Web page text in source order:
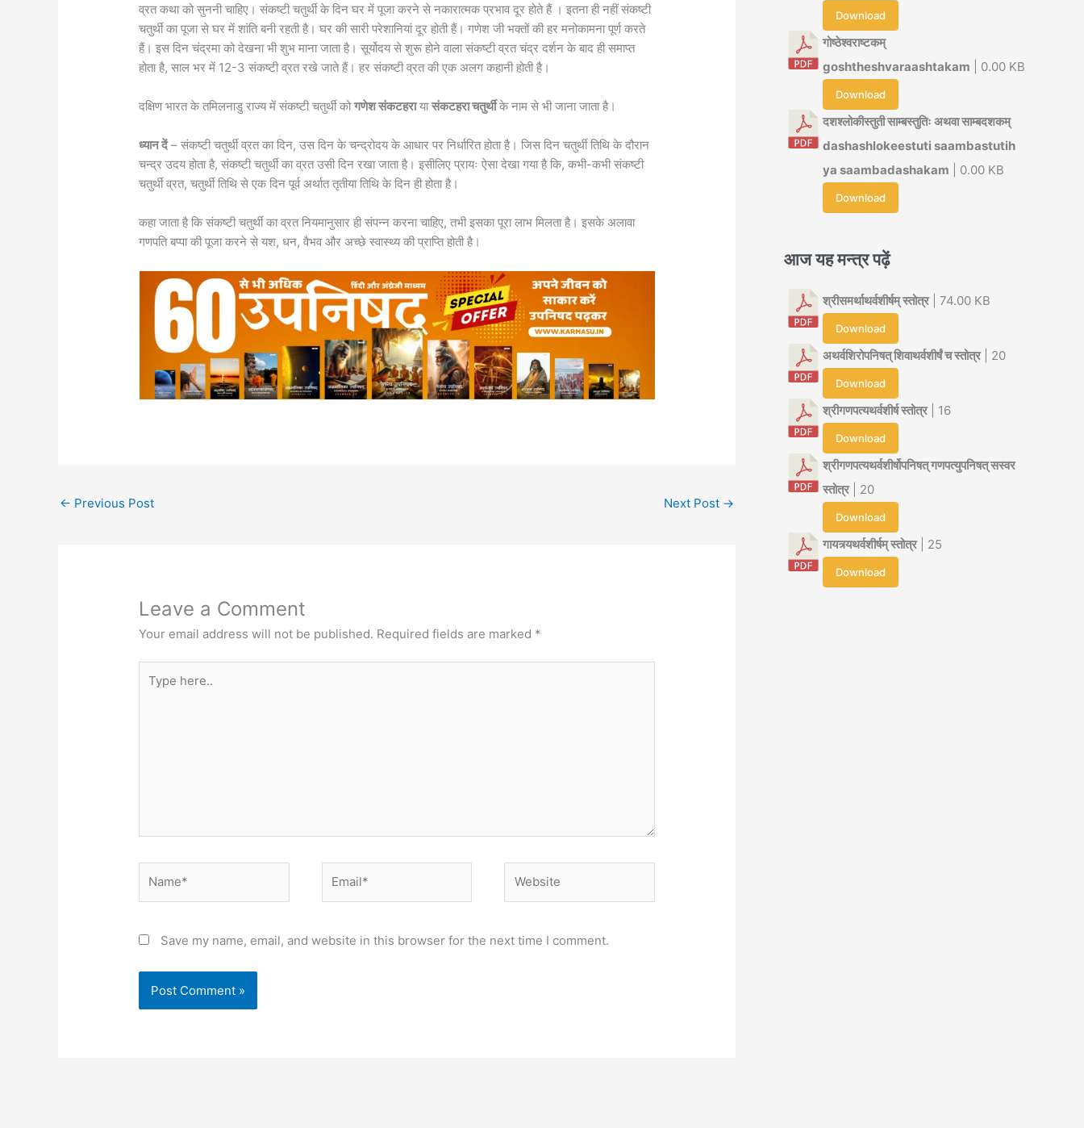
व्रत कथा को सुननी चाहिए। संकष्टी चतुर्थी के दिन घर में पूजा करने से नकारात्मक प्रभाव दूर होते हैं । इतना ही नहीं संकष्टी
चतुर्थी का पूजा से घर में शांति बनी रहती है। घर की सारी परेशानियां दूर होती हैं। गणेश जी भक्तों की हर मनोकामना पूर्ण करते
हैं। इस दिन चंद्रमा को देखना भी शुभ माना जाता है। सूर्योदय से शुरू होने वाला संकष्टी व्रत चंद्र दर्शन के बाद ही समाप्त
होता है, साल भर में 12-3 संकष्टी व्रत रखे जाते हैं। हर संकष्टी व्रत की एक अलग कहानी होती है।
दक्षिण भारत के तमिलनाडु राज्य में संकष्टी चतुर्थी कोगणेश संकटहरायासंकटहरा चतुर्थीके नाम से भी जाना जाता है।
ध्यान दें– संकष्टी चतुर्थी व्रत का दिन, उस दिन के चन्द्रोदय के आधार पर निर्धारित होता है। जिस दिन चतुर्थी तिथि के दौरान
चन्द्र उदय होता है, संकष्टी चतुर्थी का व्रत उसी दिन रखा जाता है। इसीलिए प्रायः ऐसा देखा गया है कि, कभी-कभी संकष्टी
चतुर्थी व्रत, चतुर्थी तिथि से एक दिन पूर्व अर्थात तृतीया तिथि के दिन ही होता है।
कहा जाता है कि संकष्टी चतुर्थी का व्रत नियमानुसार ही संपन्न करना चाहिए, तभी इसका पूरा लाभ मिलता है। इसके अलावा
गणपति बप्पा की पूजा करने से यश, धन, वैभव और अच्छे स्वास्थ्य की प्राप्ति होती है।
← Previous Post Next Post →
Leave a Comment
Your email address will not be published. Required fields are marked *
here..
Save my name, email, and website in this browser for the next time I comment.
Download
गोष्ठेश्वराष्टकम्
goshtheshvaraashtakam | 0.00 KB
Download
दशश्लोकीस्तुती साम्बस्तुतिः अथवा साम्बदशकम्
dashashlokeestuti saambastutih
ya saambadashakam | 0.00 KB
Download
आज यह मन्त्र पढ़ें
श्रीसमर्थाथर्वशीर्षम् स्तोत्र| 74.00 KB
Download
अथर्वशिरोपनिषत् शिवाथर्वशीर्षं च स्तोत्र| 20
Download
श्रीगणपत्यथर्वशीर्ष स्तोत्र| 16
Download
श्रीगणपत्यथर्वशीर्षोपनिषत् गणपत्युपनिषत् सस्वर
स्तोत्र| 20
Download
गायत्र्यथर्वशीर्षम् स्तोत्र| 25
Download